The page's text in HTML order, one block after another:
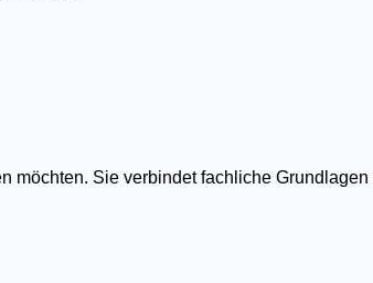
möchten. Sie verbindet fachliche Grundlagen